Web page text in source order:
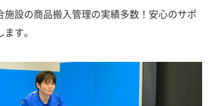
施設の商品搬入管理の実績多数！安心のサポ
す。